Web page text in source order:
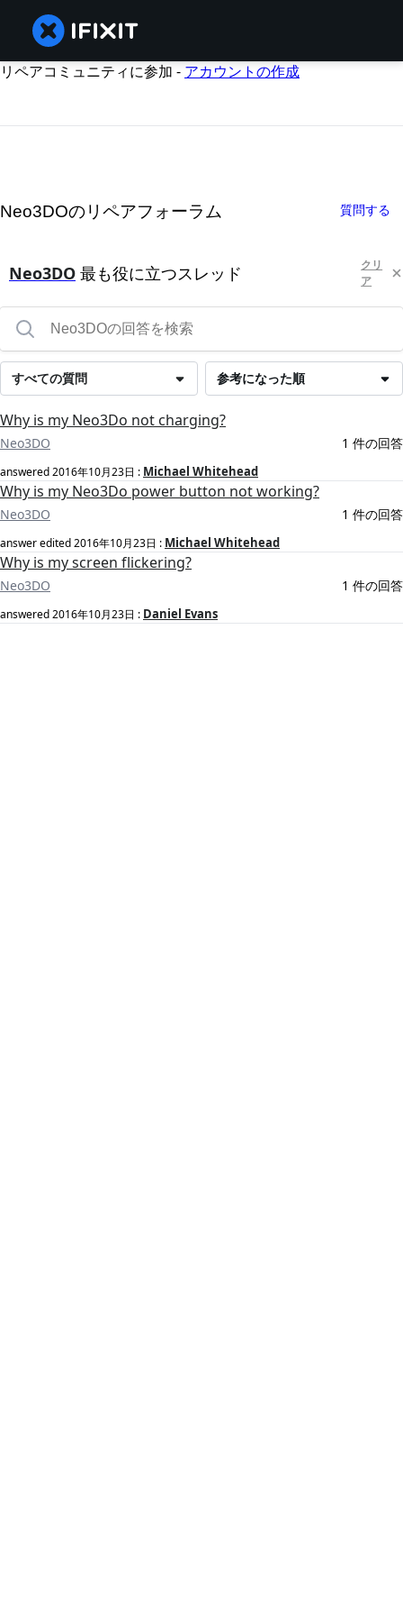
リペアコミュニティに参加 - アカウントの作成
Neo3DOのリペアフォーラム 質問する
Neo3DO 最も役に立つスレッド
クリ
ア
参考になった順
すべての質問
Why is my Neo3Do not charging?
Neo3DO 1 件の回答
answered2016年10月23日 : Michael Whitehead
Why is my Neo3Do power button not working?
Neo3DO 1 件の回答
answer edited2016年10月23日 : Michael Whitehead
Why is my screen flickering?
Neo3DO 1 件の回答
answered2016年10月23日 : Daniel Evans